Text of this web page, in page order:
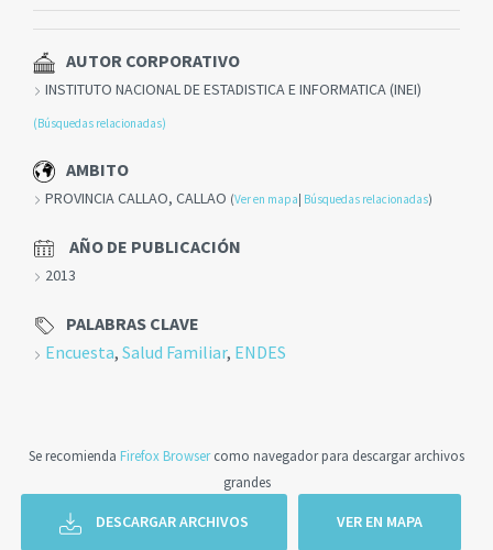
AUTOR CORPORATIVO
INSTITUTO NACIONAL DE ESTADISTICA E INFORMATICA (INEI)
(Búsquedas relacionadas)
AMBITO
PROVINCIA CALLAO, CALLAO (Ver en mapa Búsquedas relacionadas)
AÑO DE PUBLICACIÓN
2013
PALABRAS CLAVE
Encuesta, Salud Familiar, ENDES
Se recomienda Firefox Browsercomo navegador para descargar archivos
grandes
DESCARGAR ARCHIVOS VER EN MAPA